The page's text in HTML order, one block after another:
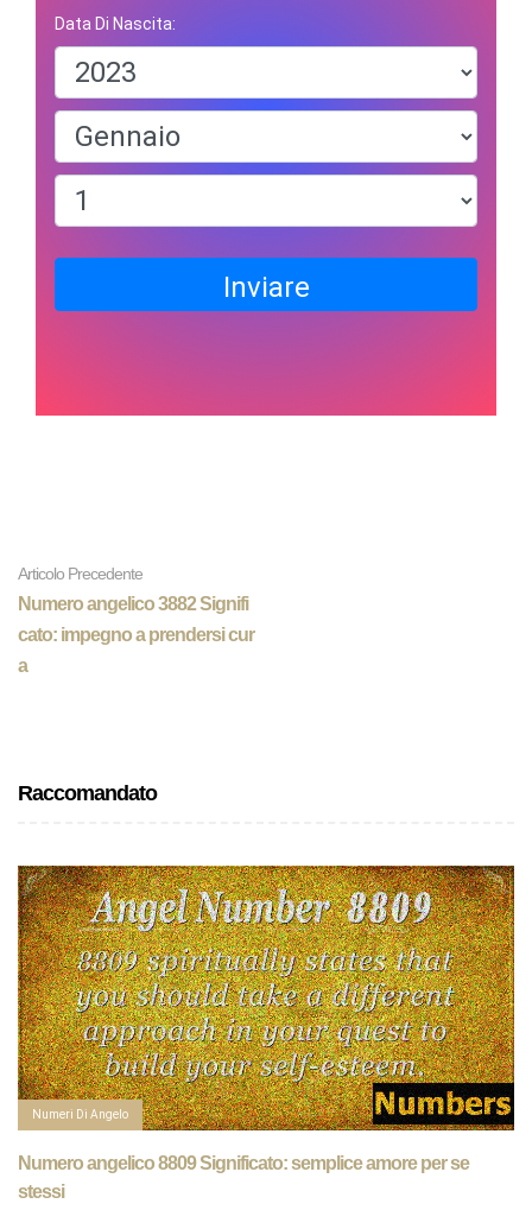
Data Di Nascita:
Inviare
Articolo Precedente
Numero angelico 3882 Signifi
cato: impegno a prendersi cur
a
Raccomandato
Numeri Di Angelo
Numero angelico 8809 Significato: semplice amore per se
stessi